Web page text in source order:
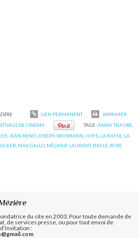
LIEN PERMANENT
IMPRIMER
DE CINÉMA TAGS :ANNA TRAUBE,
JEAN RENO JOSEPH WEISMANN JUIFS LA RAFLE LA
MAX GALLO MÉLANIE LAURENT, RAFLE ROSE
fondatrice du site en 2003. Pour toute demande de
de services presse, ou pour tout envoi de
: